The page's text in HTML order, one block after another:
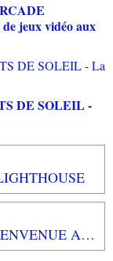
jeux vidéo aux
DE SOLEIL -
[REVUE LIVRE PAPA GAMEUR] BIENVENUE A L'ECOLE AIME ! de Anne Isabelle LE TOUZE aux éditions